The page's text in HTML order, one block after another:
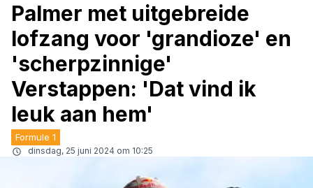
Palmer met uitgebreide
lofzang voor 'grandioze' en
'scherpzinnige'
Verstappen: 'Dat vind ik
leuk aan hem'
Formule 1
dinsdag, 25 juni 2024 om 10:25